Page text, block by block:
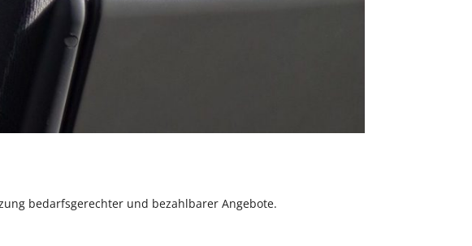
bedarfsgerechter und bezahlbarer Angebote.